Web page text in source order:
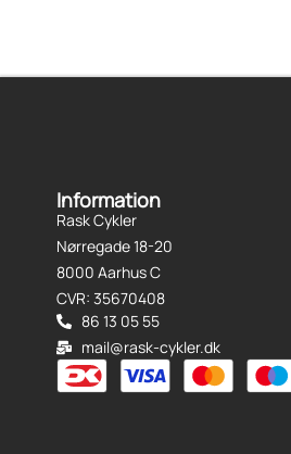
Information
Rask Cykler
Nørregade 18-20
8000 Aarhus C
CVR: 35670408
86 13 05 55
mail@rask-cykler.dk